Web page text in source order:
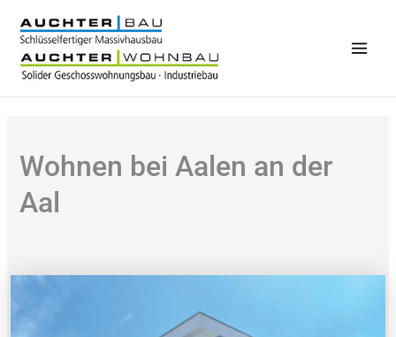
Inhalt
springen
Wohnen bei Aalen an der
Aal